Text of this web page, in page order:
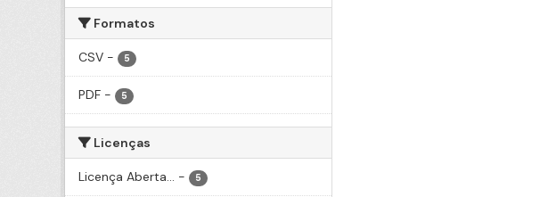
Formatos
CSV - 5
PDF - 5
Licenças
Licença Aberta... - 5